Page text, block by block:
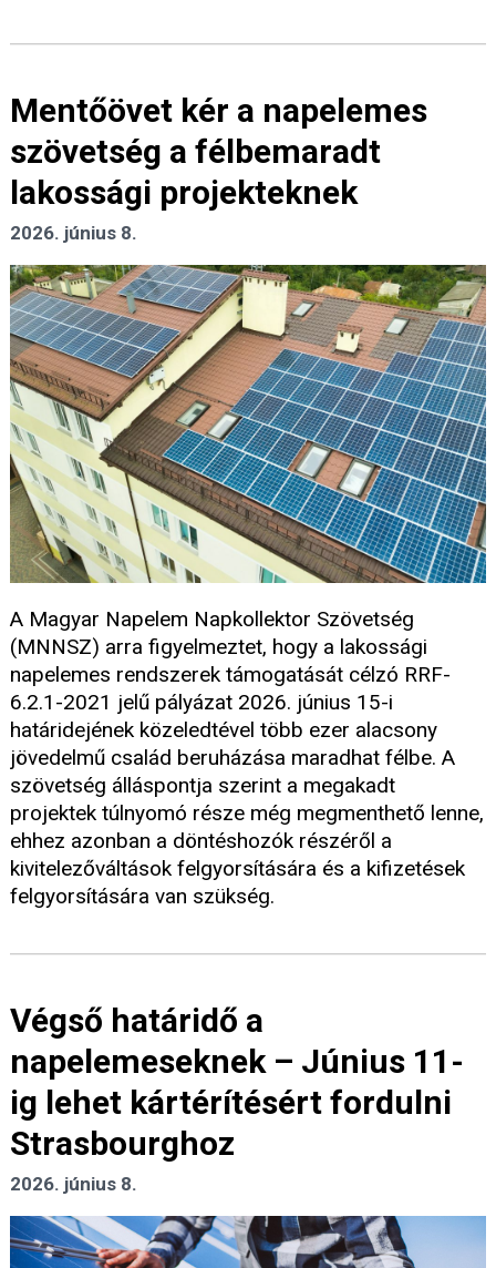
Mentőövet kér a napelemes
szövetség a félbemaradt
lakossági projekteknek
2026. június 8.
A Magyar Napelem Napkollektor Szövetség
(MNNSZ) arra figyelmeztet, hogy a lakossági
napelemes rendszerek támogatását célzó RRF-
6.2.1-2021 jelű pályázat 2026. június 15-i
határidejének közeledtével több ezer alacsony
jövedelmű család beruházása maradhat félbe. A
szövetség álláspontja szerint a megakadt
projektek túlnyomó része még megmenthető lenne,
ehhez azonban a döntéshozók részéről a
kivitelezőváltások felgyorsítására és a kifizetések
felgyorsítására van szükség.
Végső határidő a
napelemeseknek – Június 11-
ig lehet kártérítésért fordulni
Strasbourghoz
2026. június 8.